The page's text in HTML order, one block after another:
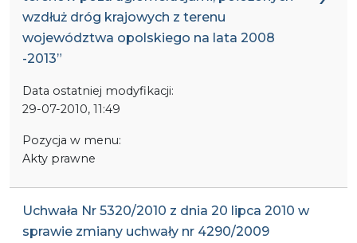
wzdłuż dróg krajowych z terenu
województwa opolskiego na lata 2008
-2013”
Data ostatniej modyfikacji:
29-07-2010, 11:49
Pozycja w menu:
Akty prawne
Uchwała Nr 5320/2010 z dnia 20 lipca 2010 w
sprawie zmiany uchwały nr 4290/2009